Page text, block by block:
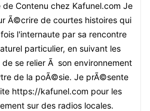
Contenu chez Kafunel.com Je
Ã©crire de courtes histoires qui
l'internaute par sa rencontre
particulier, en suivant les
se relier Ã son environnement
de la poÃ©sie. Je prÃ©sente
https://kafunel.com pour les
sur des radios locales.